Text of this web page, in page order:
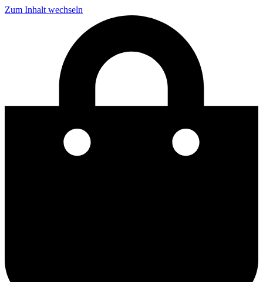
Zum Inhalt wechseln